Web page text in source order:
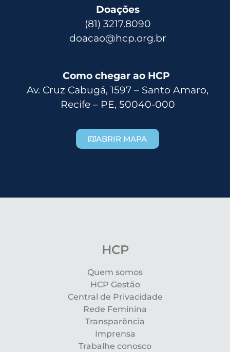
Doações
(81) 3217.8090
doacao@hcp.org.br
Como chegar ao HCP
Av. Cruz Cabugá, 1597 – Santo Amaro,
Recife – PE, 50040-000
ABRIR MAPA
HCP
Quem somos
HCP Gestão
Central de Privacidade
Rede Feminina
Transparência
Imprensa
Trabalhe conosco